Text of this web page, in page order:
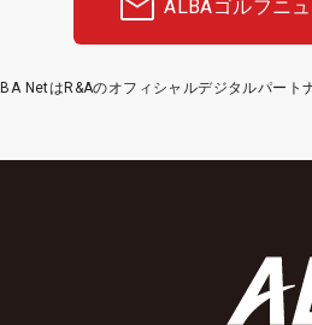
ALBAゴルフニ
NetはR&Aのオフィシャルデジタルパート